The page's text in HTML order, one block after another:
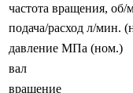
частота вращения,
подача/расход л/мин.
давление МПа (ном.)
вал
вращение